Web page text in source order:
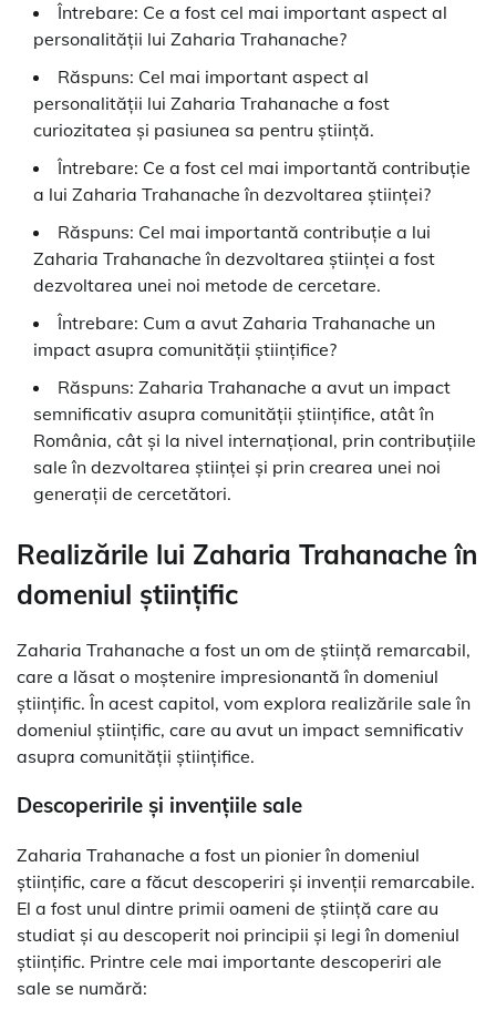
Întrebare: Ce a fost cel mai important aspect al
personalității lui Zaharia Trahanache?
Răspuns: Cel mai important aspect al
personalității lui Zaharia Trahanache a fost
curiozitatea și pasiunea sa pentru știință.
Întrebare: Ce a fost cel mai importantă contribuție
a lui Zaharia Trahanache în dezvoltarea științei?
Răspuns: Cel mai importantă contribuție a lui
Zaharia Trahanache în dezvoltarea științei a fost
dezvoltarea unei noi metode de cercetare.
Întrebare: Cum a avut Zaharia Trahanache un
impact asupra comunității științifice?
Răspuns: Zaharia Trahanache a avut un impact
semnificativ asupra comunității științifice, atât în
România, cât și la nivel internațional, prin contribuțiile
sale în dezvoltarea științei și prin crearea unei noi
generații de cercetători.
Realizările lui Zaharia Trahanache în
domeniul științific
Zaharia Trahanache a fost un om de știință remarcabil,
care a lăsat o moștenire impresionantă în domeniul
științific. În acest capitol, vom explora realizările sale în
domeniul științific, care au avut un impact semnificativ
asupra comunității științifice.
Descoperirile și invențiile sale
Zaharia Trahanache a fost un pionier în domeniul
științific, care a făcut descoperiri și invenții remarcabile.
El a fost unul dintre primii oameni de știință care au
studiat și au descoperit noi principii și legi în domeniul
științific. Printre cele mai importante descoperiri ale
sale se numără: